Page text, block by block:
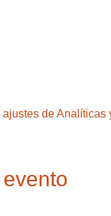
de Analíticas